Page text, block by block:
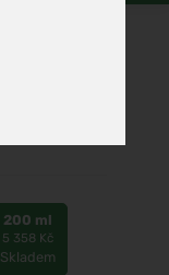
200 ml
5 358 Kč
Skladem